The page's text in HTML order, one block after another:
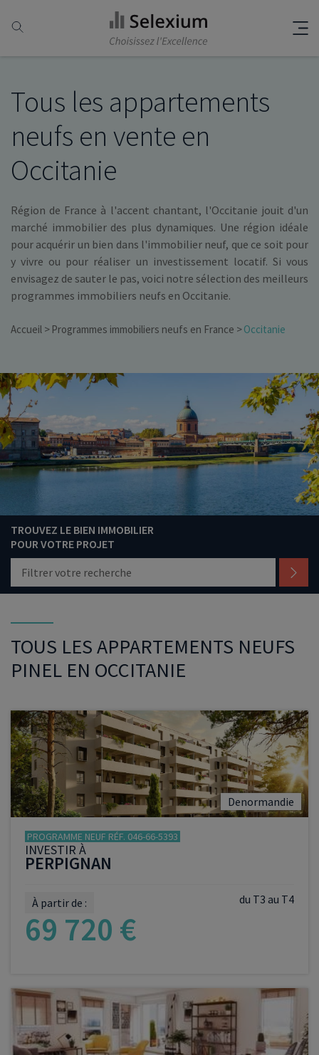
Tous les appartements
neufs en vente en
Occitanie
Région de France à l'accent chantant, l'Occitanie jouit d'un
marché immobilier des plus dynamiques. Une région idéale
pour acquérir un bien dans l'immobilier neuf, que ce soit pour
y vivre ou pour réaliser un investissement locatif. Si vous
envisagez de sauter le pas, voici notre sélection des meilleurs
programmes immobiliers neufs en Occitanie.
Accueil Programmes immobiliers neufs en France Occitanie
TROUVEZ LE BIEN IMMOBILIER
POUR VOTRE PROJET
Filtrer votre recherche
TOUS LES APPARTEMENTS NEUFS
PINEL EN OCCITANIE
Denormandie
PROGRAMME NEUF RÉF. 046-66-5393
INVESTIR À
PERPIGNAN
du T3 au T4
À partir de :
69 720 €
VOIR LE PROGRAMME